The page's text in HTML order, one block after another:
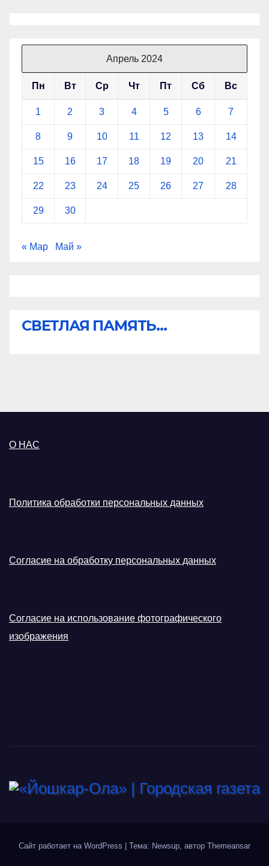
Апрель 2024
Пн Вт Ср Чт Пт Сб Вс
1 2 3 4 5 6 7
8 9 10 11 12 13 14
15 16 17 18 19 20 21
22 23 24 25 26 27 28
29 30
« Мар Май »
СВЕТЛАЯ ПАМЯТЬ...
О НАС
Политика обработки персональных данных
Согласие на обработку персональных данных
Согласие на использование фотографического
изображения
Сайт работает на WordPress Тема: Newsup, автор Themeansar